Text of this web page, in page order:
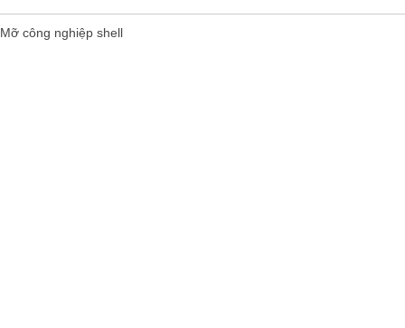
Mỡ công nghiệp shell